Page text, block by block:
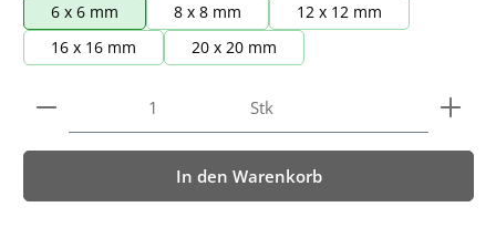
6 x 6 mm 8 x 8 mm
12 x 12 mm
16 x 16 mm
20 x 20 mm
Produkt Anzahl: Gib den gewünschten Wert ein
Stk
In den Warenkorb